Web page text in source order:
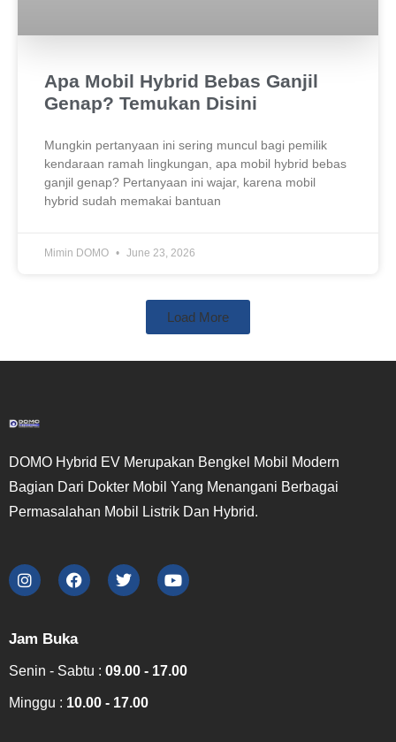
Apa Mobil Hybrid Bebas Ganjil
Genap? Temukan Disini
Mungkin pertanyaan ini sering muncul bagi pemilik
kendaraan ramah lingkungan, apa mobil hybrid bebas
ganjil genap? Pertanyaan ini wajar, karena mobil
hybrid sudah memakai bantuan
Mimin DOMO June 23, 2026
Load More
DOMO Hybrid EV Merupakan Bengkel Mobil Modern
Bagian Dari Dokter Mobil Yang Menangani Berbagai
Permasalahan Mobil Listrik Dan Hybrid.
Jam Buka
Senin - Sabtu : 09.00 - 17.00
Minggu : 10.00 - 17.00